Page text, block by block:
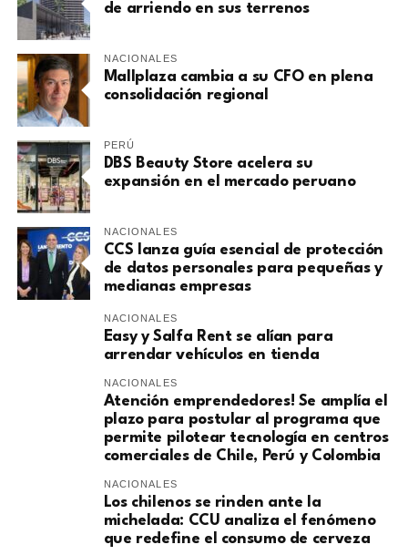
de arriendo en sus terrenos
NACIONALES
Mallplaza cambia a su CFO en plena
consolidación regional
PERÚ
DBS Beauty Store acelera su
expansión en el mercado peruano
NACIONALES
CCS lanza guía esencial de protección
de datos personales para pequeñas y
medianas empresas
NACIONALES
Easy y Salfa Rent se alían para
arrendar vehículos en tienda
NACIONALES
Atención emprendedores! Se amplía el
plazo para postular al programa que
permite pilotear tecnología en centros
comerciales de Chile, Perú y Colombia
NACIONALES
Los chilenos se rinden ante la
michelada: CCU analiza el fenómeno
que redefine el consumo de cerveza